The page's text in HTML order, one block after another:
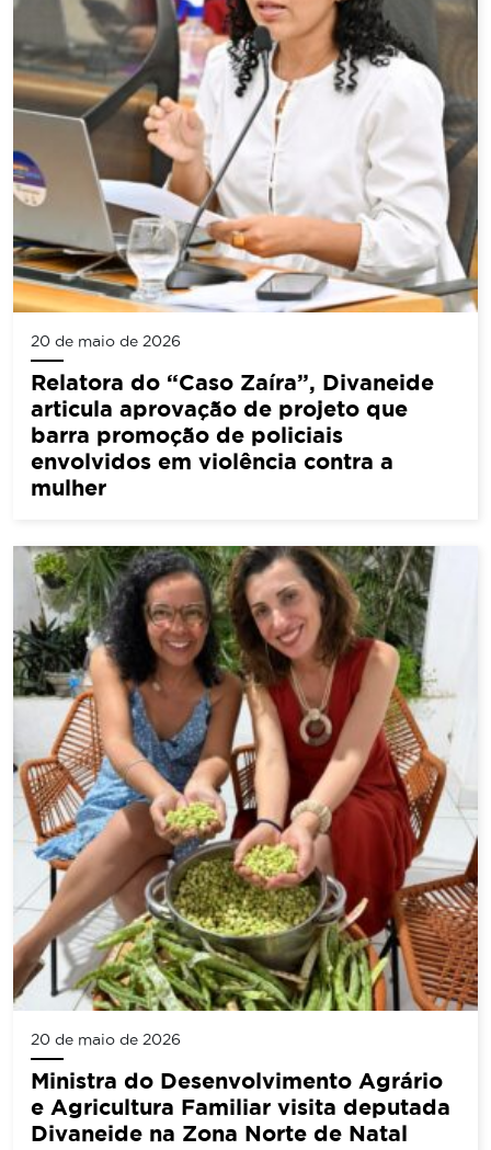
20 de maio de 2026
Relatora do “Caso Zaíra”, Divaneide
articula aprovação de projeto que
barra promoção de policiais
envolvidos em violência contra a
mulher
20 de maio de 2026
Ministra do Desenvolvimento Agrário
e Agricultura Familiar visita deputada
Divaneide na Zona Norte de Natal